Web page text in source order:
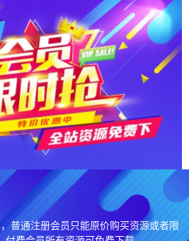
普通注册会员只能原价购买资源或者限